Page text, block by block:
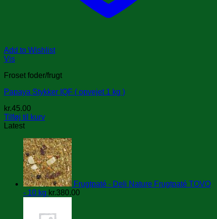
Add to Wishlist
Vis
Froset foder/frugt
Papaya Stykker IQF ( opvejet 1 kg )
kr.45.00
Tilføj til kurv
Latest
Frugtpaté - Deli Nature Frugtpaté TOVO
- 10 kg kr.380.00